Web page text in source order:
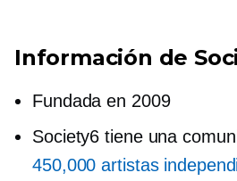
Información de
Fundada en 2009
Society6 tiene una
450,000 artistas